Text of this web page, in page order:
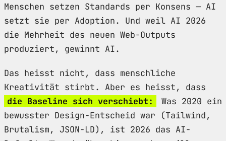
Menschen setzen Standards per Konsens — AI
setzt sie per Adoption. Und weil AI 2026
die Mehrheit des neuen Web-Outputs
produziert, gewinnt AI.
Das heisst nicht, dass menschliche
Kreativität stirbt. Aber es heisst, dass
die Baseline sich verschiebt:
Was 2020 ein
bewusster Design-Entscheid war (Tailwind,
Brutalism, JSON-LD), ist 2026 das AI-